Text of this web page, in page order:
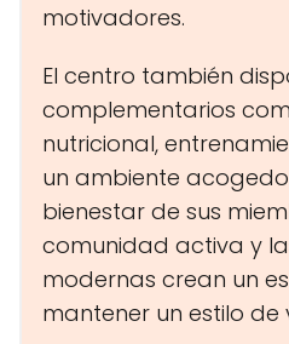
motivadores.
El centro también
complementarios
nutricional,
un ambiente
bienestar de sus
comunidad activa y
modernas crean un
mantener un estilo